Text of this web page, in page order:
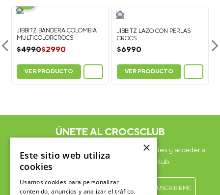
40%
MULTICOLORCROCS
$4990$2990
VER PRODUCTO
JIBBITZ LAZO CON PERLAS
CROCS
$6990
VER PRODUCTO
ÚNETE AL CROCSCLUB
Suscríbete para formar parte, recibir novedades y acceder a
contenido exclusivo para el Crocsclub.
×
Este sitio web utiliza
cookies
Usamos cookies para personalizar
contenido, anuncios y analizar el tráfico.